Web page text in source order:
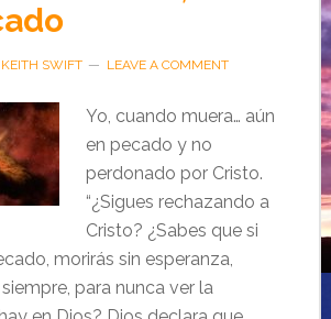
KEITH SWIFT LEAVE A COMMENT
Yo, cuando muera… aún
en pecado y no
perdonado por Cristo.
“¿Sigues rechazando a
Cristo? ¿Sabes que si
morirás sin esperanza,
para nunca ver la